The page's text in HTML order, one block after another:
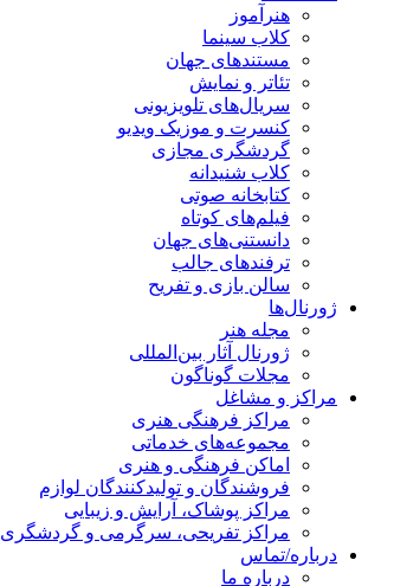
هنرآموز
کلاب سینما
مستندهای جهان
تئاتر و نمایش
سریال‌های تلویزیونی
کنسرت و موزیک ویدیو
گردشگری مجازی
کلاب شنیدانه
کتابخانه صوتی
فیلم‌های کوتاه
دانستنی‌های جهان
ترفندهای جالب
سالن بازی و تفریح
ژورنال‌ها
مجله هنر
ژورنال آثار بین‌المللی
مجلات گوناگون
مراکز و مشاغل
مراکز فرهنگی هنری
مجموعه‌های خدماتی
اماکن فرهنگی و هنری
فروشندگان و تولیدکنندگان لوازم
مراکز پوشاک، آرایش و زیبایی
مراکز تفریحی، سرگرمی و گردشگری
درباره/تماس
درباره ما